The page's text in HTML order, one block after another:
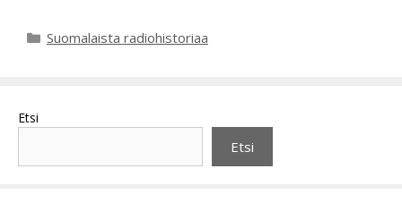
Kategoriat
Suomalaista radiohistoriaa
Etsi
Etsi